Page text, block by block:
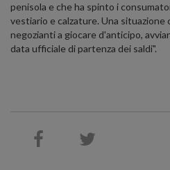
penisola e che ha spinto i
vestiario e calzature. Una
negozianti a giocare d'anticipo,
data ufficiale di partenza dei saldi".